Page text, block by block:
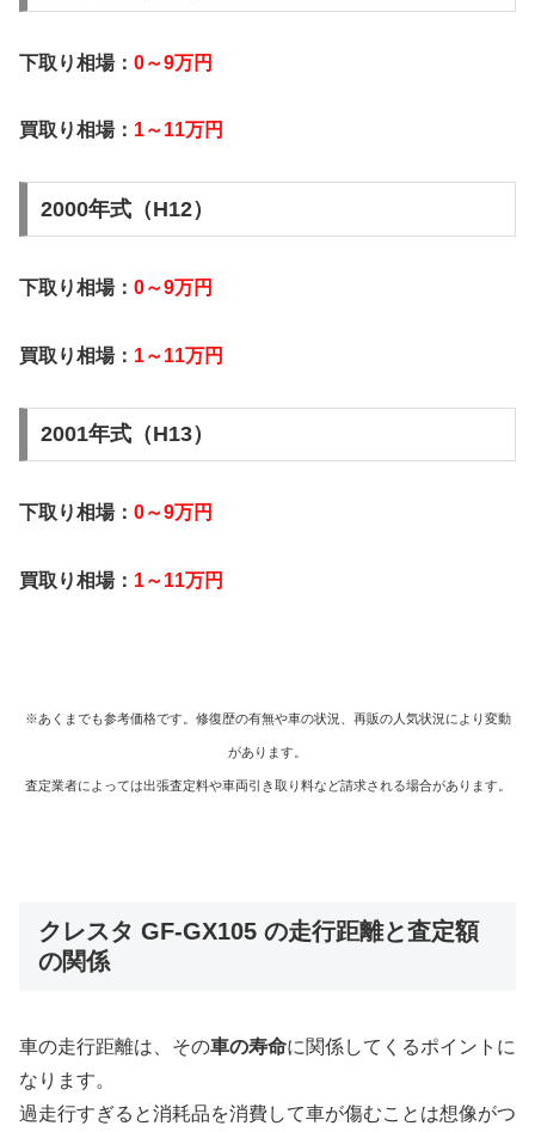
下取り相場： 0～9万円
買取り相場： 1～11万円
2000年式（H12）
下取り相場： 0～9万円
買取り相場： 1～11万円
2001年式（H13）
下取り相場： 0～9万円
買取り相場： 1～11万円
※あくまでも参考価格です。修復歴の有無や車の状況、再販の人気状況により変動
があります。
査定業者によっては出張査定料や車両引き取り料など請求される場合があります。
クレスタ GF-GX105 の走行距離と査定額
の関係
車の走行距離は、その車の寿命に関係してくるポイントに
なります。
過走行すぎると消耗品を消費して車が傷むことは想像がつ